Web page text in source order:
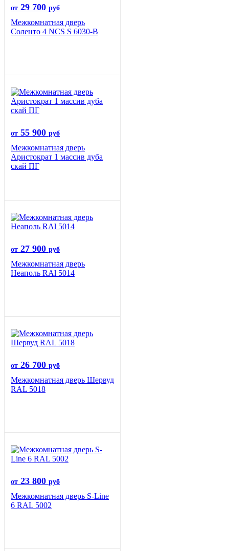
от 29 700 руб
Межкомнатная дверь
Соленто 4 NCS S 6030-B
от 55 900 руб
Межкомнатная дверь
Аристократ 1 массив дуба
скай ПГ
от 27 900 руб
Межкомнатная дверь
Неаполь RAl 5014
от 26 700 руб
Межкомнатная дверь Шервуд
RAL 5018
от 23 800 руб
Межкомнатная дверь S-Line
6 RAL 5002